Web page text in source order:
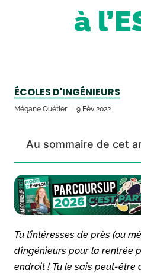
à
ÉCOLES D'INGÉNIEURS
Mégane Quétier 9 Fév 2022
Au sommaire de cet
Tu t’intéresses de près (ou
d’ingénieurs pour la rentrée
endroit ! Tu le sais peut-être